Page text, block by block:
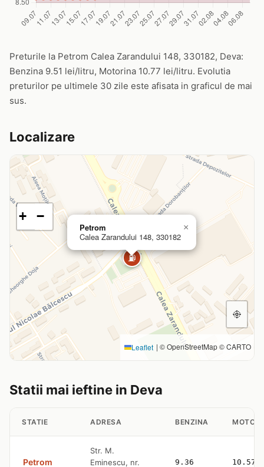
Preturile la Petrom Calea Zarandului 148, 330182, Deva:
Benzina 9.51 lei/litru, Motorina 10.77 lei/litru. Evolutia
preturilor pe ultimele 30 zile este afisata in graficul de mai
sus.
Localizare
⛽
Petrom
Calea Zarandului 148, 330182
×
+ −
Leaflet | © OpenStreetMap © CARTO
Statii mai ieftine in Deva
STATIE ADRESA BENZINA
Petrom
Str. M.
Eminescu, nr.
9.36 10.57